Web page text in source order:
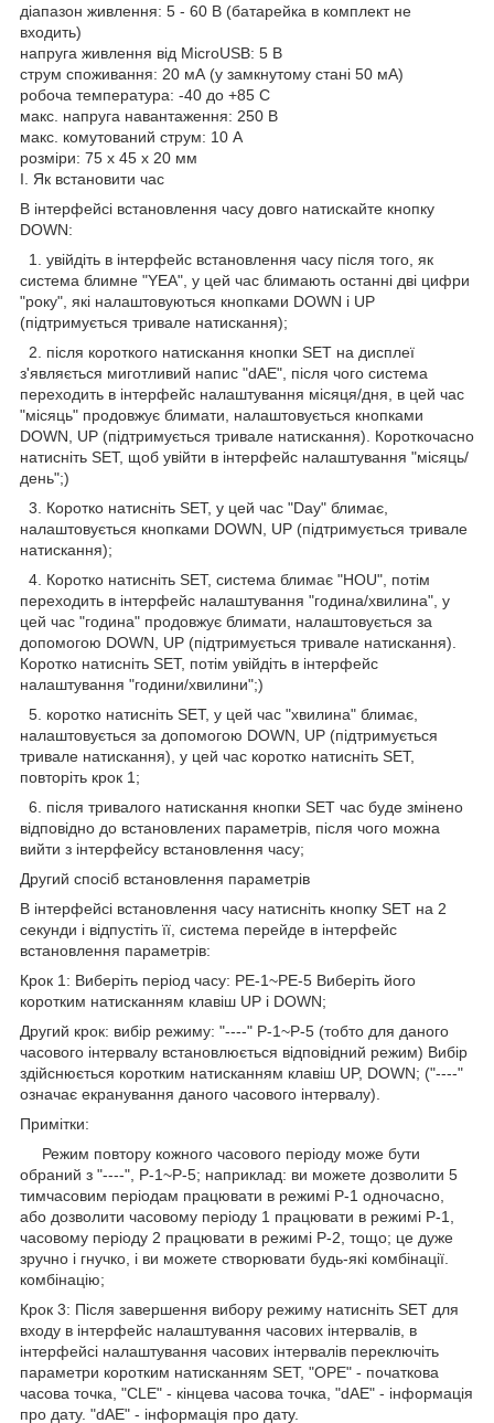
діапазон живлення: 5 - 60 В (батарейка в комплект не
входить)
напруга живлення від MicroUSB: 5 В
струм споживання: 20 мА (у замкнутому стані 50 мА)
робоча температура: -40 до +85 С
макс. напруга навантаження: 250 В
макс. комутований струм: 10 А
розміри: 75 x 45 x 20 мм
I. Як встановити час
В інтерфейсі встановлення часу довго натискайте кнопку
DOWN:
1. увійдіть в інтерфейс встановлення часу після того, як
система блимне "YEA", у цей час блимають останні дві цифри
"року", які налаштовуються кнопками DOWN і UP
(підтримується тривале натискання);
2. після короткого натискання кнопки SET на дисплеї
з'являється миготливий напис "dAE", після чого система
переходить в інтерфейс налаштування місяця/дня, в цей час
"місяць" продовжує блимати, налаштовується кнопками
DOWN, UP (підтримується тривале натискання). Короткочасно
натисніть SET, щоб увійти в інтерфейс налаштування "місяць/
день";)
3. Коротко натисніть SET, у цей час "Day" блимає,
налаштовується кнопками DOWN, UP (підтримується тривале
натискання);
4. Коротко натисніть SET, система блимає "HOU", потім
переходить в інтерфейс налаштування "година/хвилина", у
цей час "година" продовжує блимати, налаштовується за
допомогою DOWN, UP (підтримується тривале натискання).
Коротко натисніть SET, потім увійдіть в інтерфейс
налаштування "години/хвилини";)
5. коротко натисніть SET, у цей час "хвилина" блимає,
налаштовується за допомогою DOWN, UP (підтримується
тривале натискання), у цей час коротко натисніть SET,
повторіть крок 1;
6. після тривалого натискання кнопки SET час буде змінено
відповідно до встановлених параметрів, після чого можна
вийти з інтерфейсу встановлення часу;
Другий спосіб встановлення параметрів
В інтерфейсі встановлення часу натисніть кнопку SET на 2
секунди і відпустіть її, система перейде в інтерфейс
встановлення параметрів:
Крок 1: Виберіть період часу: PE-1~PE-5 Виберіть його
коротким натисканням клавіш UP і DOWN;
Другий крок: вибір режиму: "----" P-1~P-5 (тобто для даного
часового інтервалу встановлюється відповідний режим) Вибір
здійснюється коротким натисканням клавіш UP, DOWN; ("----"
означає екранування даного часового інтервалу).
Примітки:
Режим повтору кожного часового періоду може бути
обраний з "----", P-1~P-5; наприклад: ви можете дозволити 5
тимчасовим періодам працювати в режимі P-1 одночасно,
або дозволити часовому періоду 1 працювати в режимі P-1,
часовому періоду 2 працювати в режимі P-2, тощо; це дуже
зручно і гнучко, і ви можете створювати будь-які комбінації.
комбінацію;
Крок 3: Після завершення вибору режиму натисніть SET для
входу в інтерфейс налаштування часових інтервалів, в
інтерфейсі налаштування часових інтервалів переключіть
параметри коротким натисканням SET, "OPE" - початкова
часова точка, "CLE" - кінцева часова точка, "dAE" - інформація
про дату. "dAE" - інформація про дату.